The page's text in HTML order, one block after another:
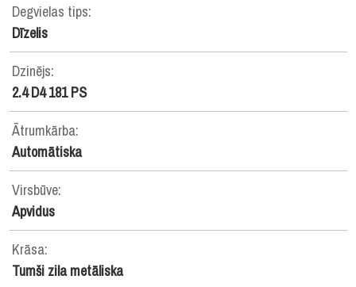
Degvielas tips:
Dīzelis
Dzinējs:
2.4 D4 181 PS
Ātrumkārba:
Automātiska
Virsbūve:
Apvidus
Krāsa:
Tumši zila metāliska